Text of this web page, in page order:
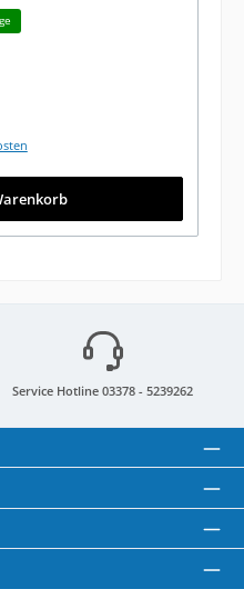
Service Hotline 03378 - 5239262